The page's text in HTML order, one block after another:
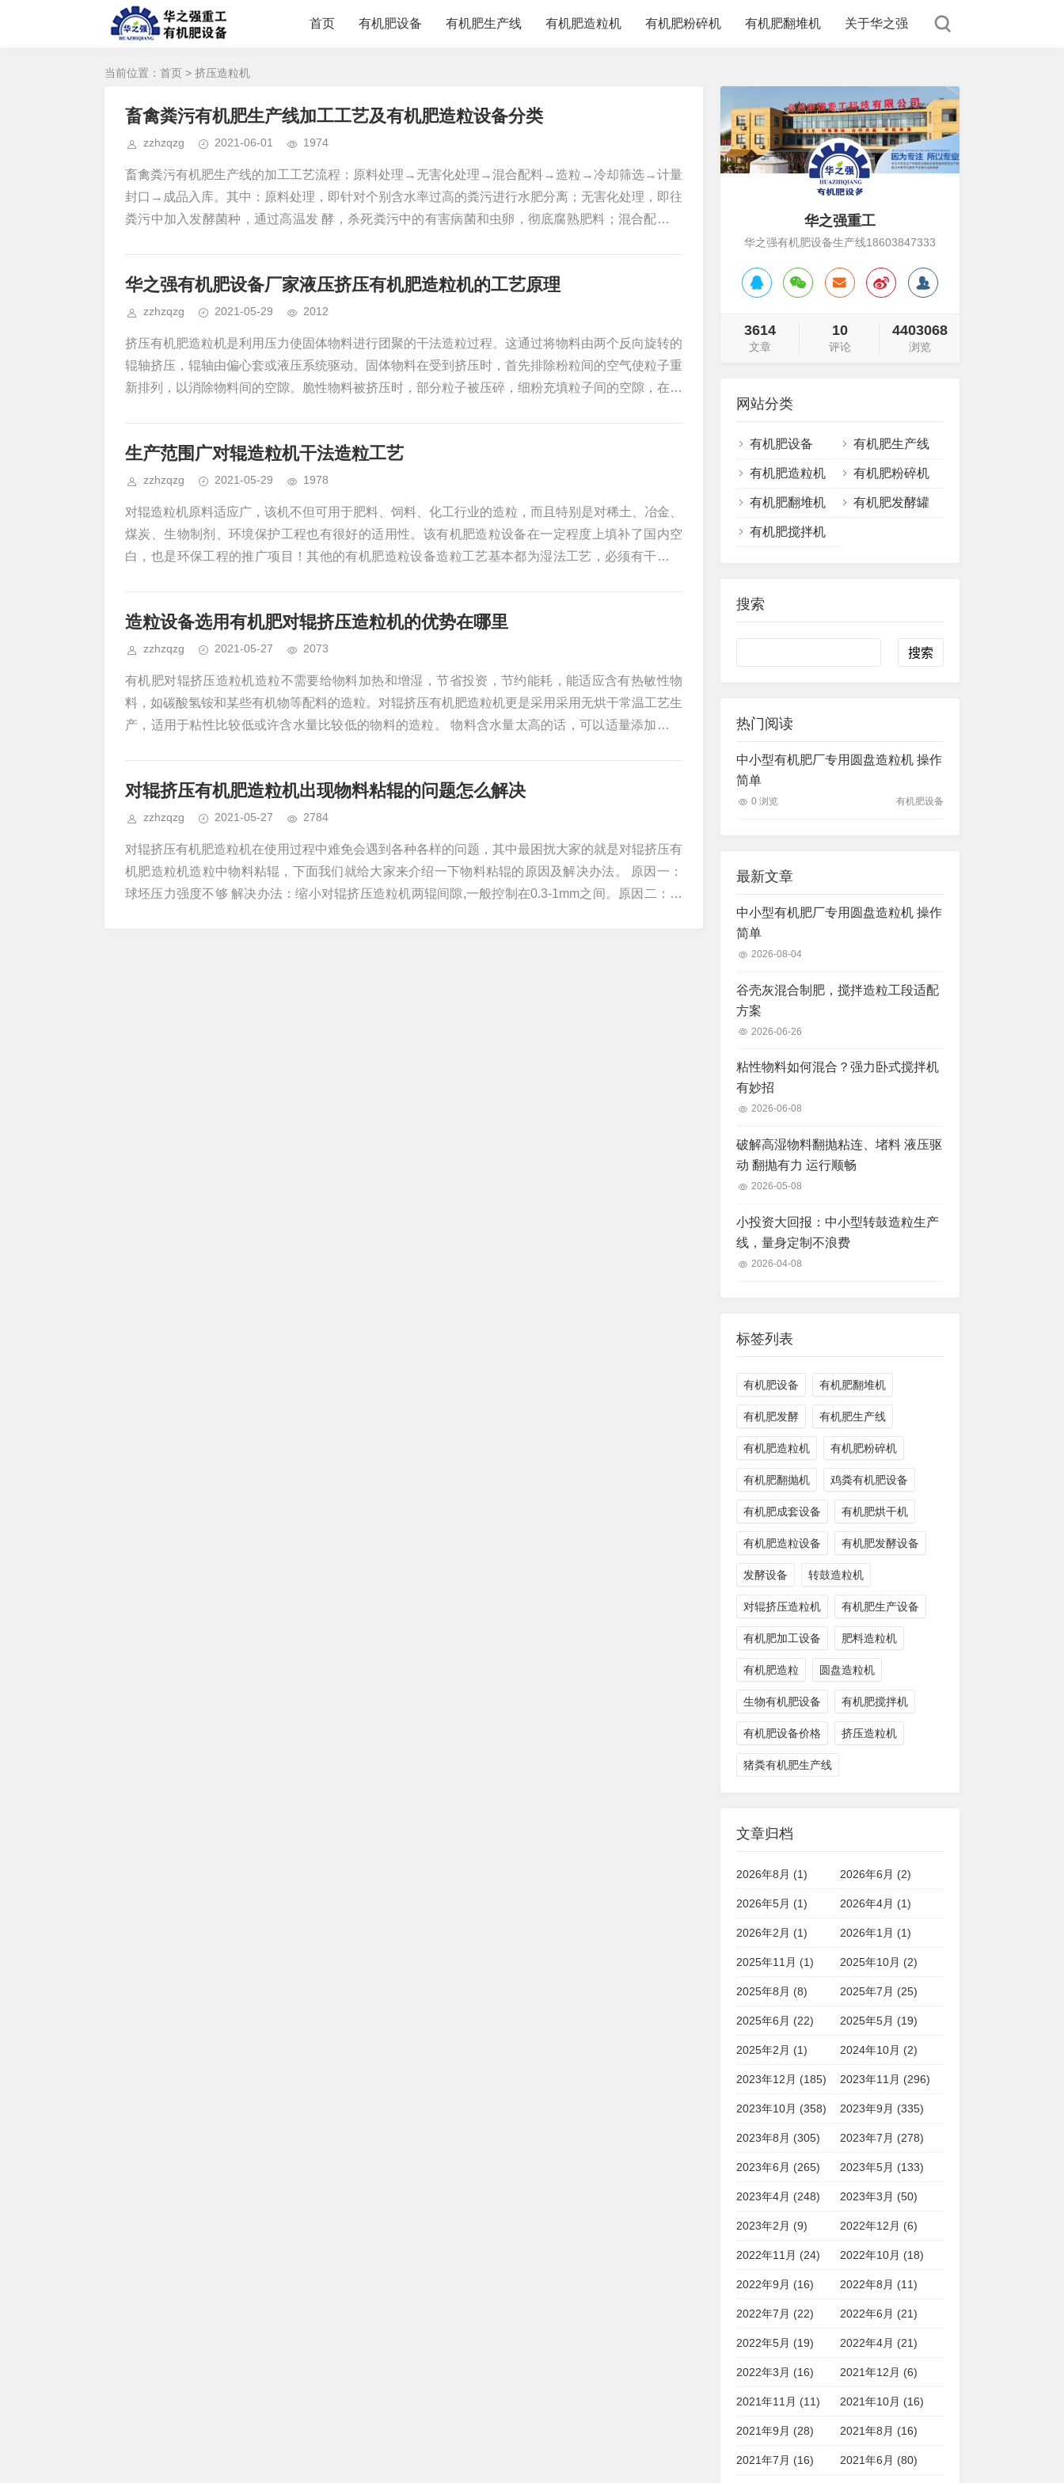
首页 有机肥设备 有机肥生产线 有机肥造粒机 有机肥粉碎机 有机肥翻堆机 关于华之强
当前位置： 首页 > 挤压造粒机
畜禽粪污有机肥生产线加工工艺及有机肥造粒设备分类
zzhzqzg 2021-06-01 1974
畜禽粪污有机肥生产线的加工工艺流程：原料处理→无害化处理→混合配料→造粒→冷却筛选→计量
封口→成品入库。其中：原料处理，即针对个别含水率过高的粪污进行水肥分离；无害化处理，即往
粪污中加入发酵菌种，通过高温发 酵，杀死粪污中的有害病菌和虫卵，彻底腐熟肥料；混合配料，
备：传统的造粒方法是挤压造粒，包括对辊造粒法和团粒法两种。挤压
华之强有机肥设备厂家液压挤压有机肥造粒机的工艺原理
zzhzqzg 2021-05-29 2012
挤压有机肥造粒机是利用压力使固体物料进行团聚的干法造粒过程。这通过将物料由两个反向旋转的
辊轴挤压，辊轴由偏心套或液压系统驱动。固体物料在受到挤压时，首先排除粉粒间的空气使粒子重
新排列，以消除物料间的空隙。脆性物料被挤压时，部分粒子被压碎，细粉充填粒子间的空隙，在此
量在粒子间的接触点上形成热点而使物料熔融、温度下降和物料冷却
生产范围广对辊造粒机干法造粒工艺
zzhzqzg 2021-05-29 1978
对辊造粒机原料适应广，该机不但可用于肥料、饲料、化工行业的造粒，而且特别是对稀土、冶金、
煤炭、生物制剂、环境保护工程也有很好的适用性。该有机肥造粒设备在一定程度上填补了国内空
白，也是环保工程的推广项目！其他的有机肥造粒设备造粒工艺基本都为湿法工艺，必须有干燥过
述：如挤压造粒机辊皮、造粒机大轴、调试盘、轴承、轴承座、偏心套等。
造粒设备选用有机肥对辊挤压造粒机的优势在哪里
zzhzqzg 2021-05-27 2073
有机肥对辊挤压造粒机造粒不需要给物料加热和增湿，节省投资，节约能耗，能适应含有热敏性物
料，如碳酸氢铵和某些有机物等配料的造粒。对辊挤压有机肥造粒机更是采用采用无烘干常温工艺生
产，适用于粘性比较低或许含水量比较低的物料的造粒。 物料含水量太高的话，可以适量添加一些
料，因而对物料的习惯规模更广，特别适用于触变性物料的造粒。该机的
对辊挤压有机肥造粒机出现物料粘辊的问题怎么解决
zzhzqzg 2021-05-27 2784
对辊挤压有机肥造粒机在使用过程中难免会遇到各种各样的问题，其中最困扰大家的就是对辊挤压有
机肥造粒机造粒中物料粘辊，下面我们就给大家来介绍一下物料粘辊的原因及解决办法。 原因一：
球坯压力强度不够 解决办法：缩小对辊挤压造粒机两辊间隙,一般控制在0.3-1mm之间。原因二：物
华之强重工
华之强有机肥设备生产线18603847333
3614
文章
10
评论
4403068
浏览
网站分类
有机肥设备 有机肥生产线
有机肥造粒机 有机肥粉碎机
有机肥翻堆机 有机肥发酵罐
有机肥搅拌机
搜索
热门阅读
中小型有机肥厂专用圆盘造粒机 操作
简单
0 浏览 有机肥设备
最新文章
中小型有机肥厂专用圆盘造粒机 操作
简单
2026-08-04
谷壳灰混合制肥，搅拌造粒工段适配
方案
2026-06-26
粘性物料如何混合？强力卧式搅拌机
有妙招
2026-06-08
破解高湿物料翻抛粘连、堵料 液压驱
动 翻抛有力 运行顺畅
2026-05-08
小投资大回报：中小型转鼓造粒生产
线，量身定制不浪费
2026-04-08
标签列表
有机肥设备 有机肥翻堆机
有机肥发酵 有机肥生产线
有机肥造粒机 有机肥粉碎机
有机肥翻抛机 鸡粪有机肥设备
有机肥成套设备 有机肥烘干机
有机肥造粒设备 有机肥发酵设备
发酵设备 转鼓造粒机
对辊挤压造粒机 有机肥生产设备
有机肥加工设备 肥料造粒机
有机肥造粒 圆盘造粒机
生物有机肥设备 有机肥搅拌机
有机肥设备价格 挤压造粒机
猪粪有机肥生产线
文章归档
2026年8月 (1) 2026年6月 (2)
2026年5月 (1) 2026年4月 (1)
2026年2月 (1) 2026年1月 (1)
2025年11月 (1) 2025年10月 (2)
2025年8月 (8) 2025年7月 (25)
2025年6月 (22) 2025年5月 (19)
2025年2月 (1) 2024年10月 (2)
2023年12月 (185) 2023年11月 (296)
2023年10月 (358) 2023年9月 (335)
2023年8月 (305) 2023年7月 (278)
2023年6月 (265) 2023年5月 (133)
2023年4月 (248) 2023年3月 (50)
2023年2月 (9) 2022年12月 (6)
2022年11月 (24) 2022年10月 (18)
2022年9月 (16) 2022年8月 (11)
2022年7月 (22) 2022年6月 (21)
2022年5月 (19) 2022年4月 (21)
2022年3月 (16) 2021年12月 (6)
2021年11月 (11) 2021年10月 (16)
2021年9月 (28) 2021年8月 (16)
2021年7月 (16) 2021年6月 (80)